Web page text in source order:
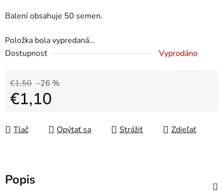
Balení obsahuje 50 semen.
Položka bola vypredaná…
Dostupnosť
Vyprodáno
€1,50 –26 %
€1,10
Tlač
Opýtať sa Strážiť Zdieľať
Popis